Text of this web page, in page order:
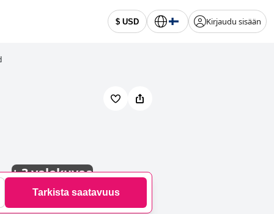
$ USD Kirjaudu sisään
+3 valokuvaa
Tarkista saatavuus